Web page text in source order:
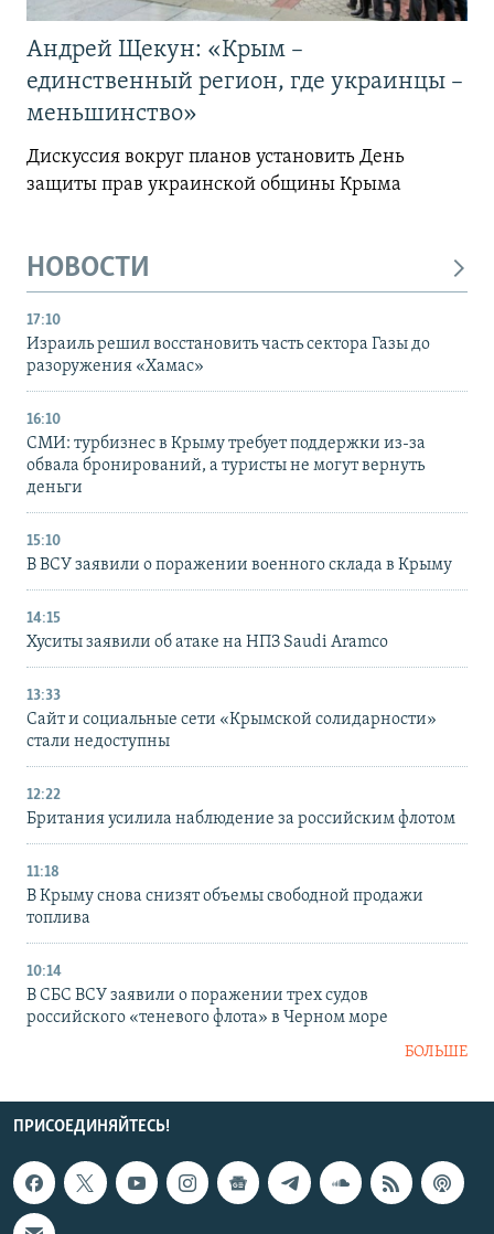
Андрей Щекун: «Крым –
единственный регион, где украинцы –
меньшинство»
Дискуссия вокруг планов установить День
защиты прав украинской общины Крыма
НОВОСТИ
17:10
Израиль решил восстановить часть сектора Газы до
разоружения «Хамас»
16:10
СМИ: турбизнес в Крыму требует поддержки из-за
обвала бронирований, а туристы не могут вернуть
деньги
15:10
В ВСУ заявили о поражении военного склада в Крыму
14:15
Хуситы заявили об атаке на НПЗ Saudi Aramco
13:33
Сайт и социальные сети «Крымской солидарности»
стали недоступны
12:22
Британия усилила наблюдение за российским флотом
11:18
В Крыму снова снизят объемы свободной продажи
топлива
10:14
В СБС ВСУ заявили о поражении трех судов
российского «теневого флота» в Черном море
БОЛЬШЕ
ПРИСОЕДИНЯЙТЕСЬ!